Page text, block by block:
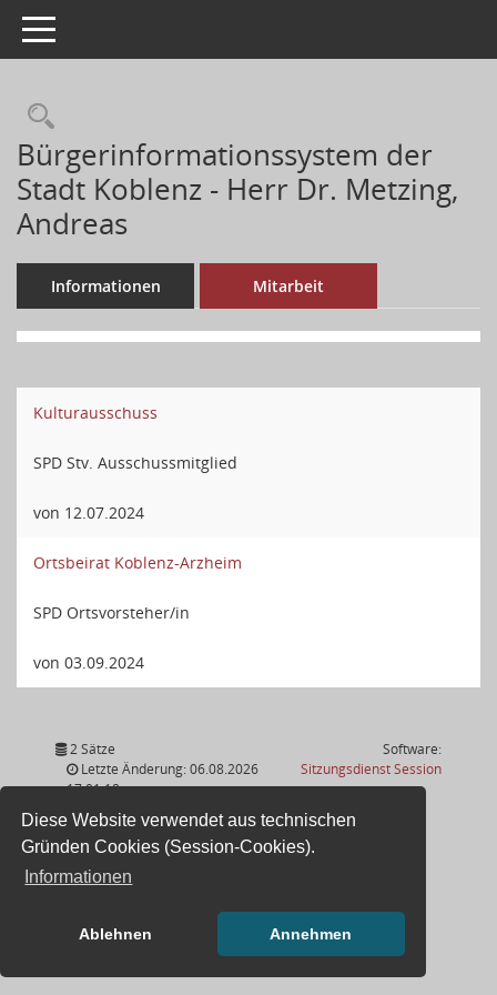
Diese Website verwendet aus technischen
Gründen Cookies (Session-Cookies).
Informationen
Ablehnen Annehmen
Toggle navigation
Bürgerinformationssystem der
Stadt Koblenz - Herr Dr. Metzing,
Andreas
Informationen Mitarbeit
Kulturausschuss
SPD Stv. Ausschussmitglied
von 12.07.2024
Ortsbeirat Koblenz-Arzheim
SPD Ortsvorsteher/in
von 03.09.2024
2 Sätze
Letzte Änderung: 06.08.2026
17:01:18
Software:
SitzungsdienstSession(Wird in